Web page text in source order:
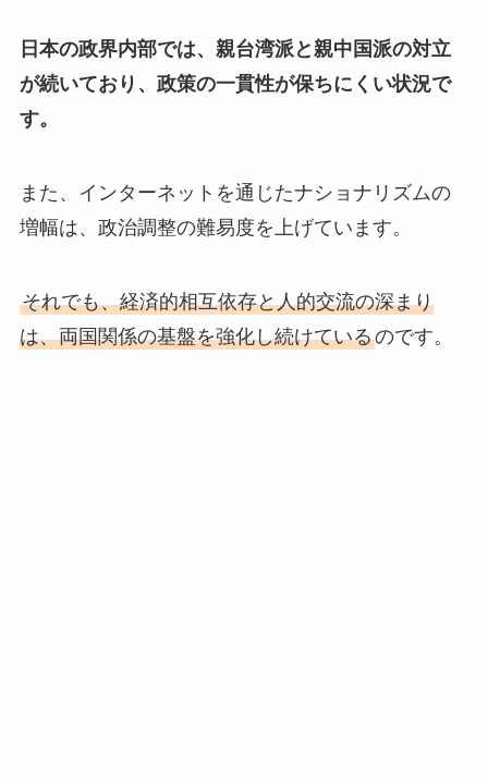
日本の政界内部では、親台湾派と親中国派の対立
が続いており、政策の一貫性が保ちにくい状況で
す。
また、インターネットを通じたナショナリズムの
増幅は、政治調整の難易度を上げています。
それでも、経済的相互依存と人的交流の深まり
は、両国関係の基盤を強化し続けているのです。